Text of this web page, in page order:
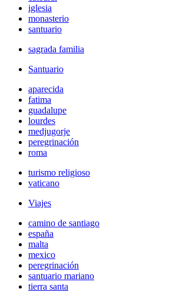
iglesia
monasterio
santuario
sagrada familia
Santuario
aparecida
fatima
guadalupe
lourdes
medjugorje
peregrinación
roma
turismo religioso
vaticano
Viajes
camino de santiago
españa
malta
mexico
peregrinación
santuario mariano
tierra santa